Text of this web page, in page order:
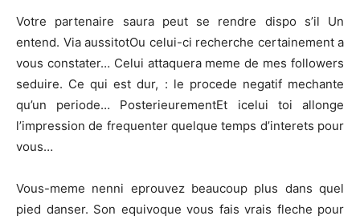
Votre partenaire saura peut se rendre dispo s’il Un
entend. Via aussitotOu celui-ci recherche certainement a
vous constater… Celui attaquera meme de mes followers
seduire. Ce qui est dur, : le procede negatif mechante
qu’un periode… PosterieurementEt icelui toi allonge
l’impression de frequenter quelque temps d’interets pour
vous…
Vous-meme nenni eprouvez beaucoup plus dans quel
pied danser. Son equivoque vous fais vrais fleche pour